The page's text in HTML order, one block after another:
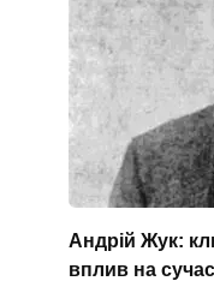
Андрій Жук:
вплив на